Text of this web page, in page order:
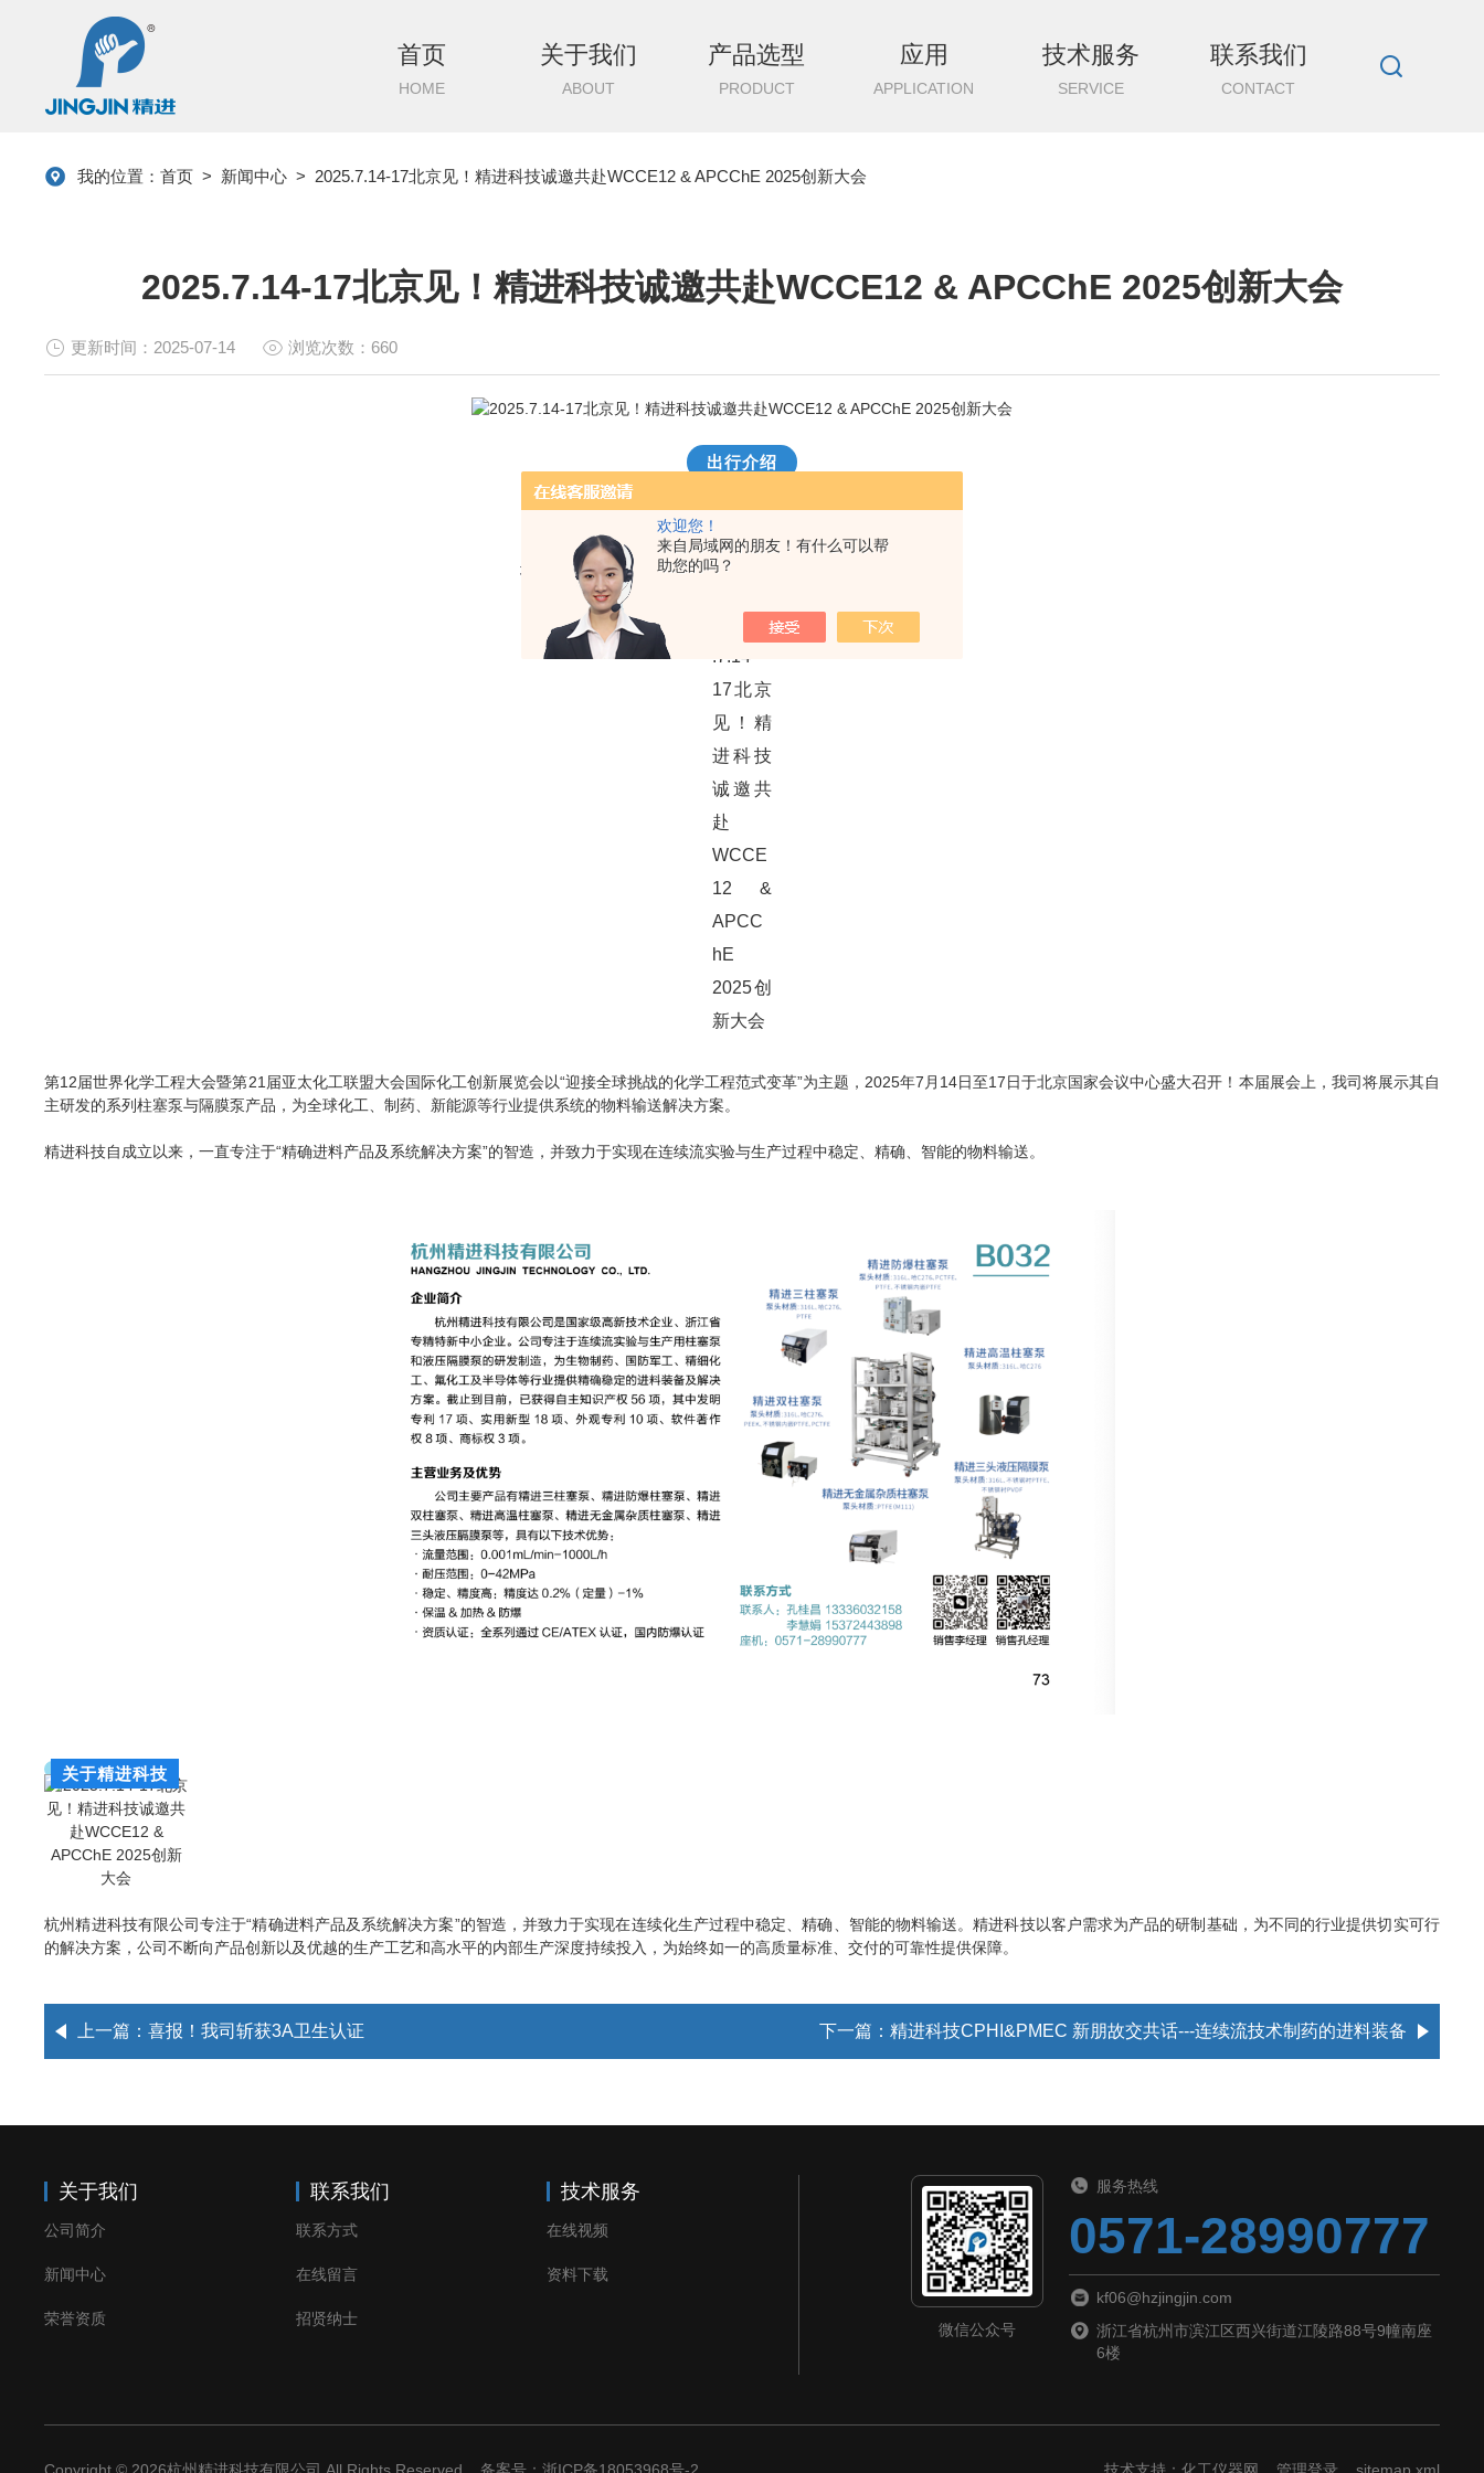
欢迎您！
来自局域网的朋友！有什么可以帮
助您的吗？
首页
HOME
关于我们
ABOUT
产品选型
PRODUCT
应用
APPLICATION
技术服务
SERVICE
联系我们
CONTACT
我的位置：首页 > 新闻中心 > 2025.7.14-17北京见！精进科技诚邀共赴WCCE12 & APCChE 2025创新大会
2025.7.14-17北京见！精进科技诚邀共赴WCCE12 & APCChE 2025创新大会
更新时间：2025-07-14 浏览次数：660
出行介绍
展馆：国家会议中心
自驾：北京市朝阳区天辰东路7号
地铁：国家会议中心紧邻地铁15号线和8号线奥林匹克公园站
第12届世界化学工程大会暨第21 届亚太化工联盟大会国际化工创新展览会以“迎接全球挑战的化学工程范式变革”为主题， 2025年7 月 14日至17日于北京国家会议中心盛大召开！本届展会上，我司将展示其自
主研发的系列柱塞泵与隔膜泵产品，为全球化工、制药、新能源等行业提供系统的物料输送解决方案。
精进科技自成立以来，一直专注于“精确进料产品及系统解决方案”的智造，并致力于实现在连续流实验与生产过程中稳定、精确、智能的物料输送。
关于精进科技
杭州精进科技有限公司专注于“精确进料产品及系统解决方案”的智造，并致力于实现在连续化生产过程中稳定、精确、智能的物料输送。精进科技以客户需求为产品的研制基础，为不同的行业提供切实可行
的解决方案，公司不断向产品创新以及优越的生产工艺和高水平的内部生产深度持续投入，为始终如一的高质量标准、交付的可靠性提供保障。
上一篇：喜报！我司斩获3A卫生认证 下一篇： 精进科技CPHI&PMEC 新朋故交共话---连续流技术制药的进料装备
关于我们
公司简介
新闻中心
荣誉资质
联系我们
联系方式
在线留言
招贤纳士
技术服务
在线视频
资料下载
微信公众号
服务热线
0571-28990777
kf06@hzjingjin.com
浙江省杭州市滨江区西兴街道江陵路88号9幢南座
6楼